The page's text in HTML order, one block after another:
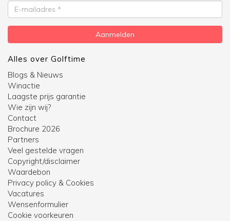
E-
mailadres
Aanmelden
Alles over Golftime
Blogs & Nieuws
Winactie
Laagste prijs garantie
Wie zijn wij?
Contact
Brochure 2026
Partners
Veel gestelde vragen
Copyright/disclaimer
Waardebon
Privacy policy & Cookies
Vacatures
Wensenformulier
Cookie voorkeuren